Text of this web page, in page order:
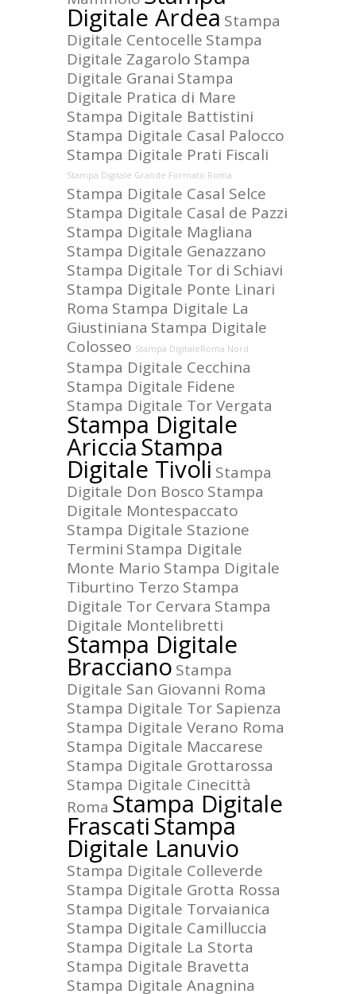
Digitale Ardea Stampa
Digitale Centocelle Stampa
Digitale Zagarolo Stampa
Digitale Granai Stampa
Digitale Pratica di Mare
Stampa Digitale Battistini
Stampa Digitale Casal Palocco
Stampa Digitale Prati Fiscali
Stampa Digitale Grande Formato Roma
Stampa Digitale Casal Selce
Stampa Digitale Casal de Pazzi
Stampa Digitale Magliana
Stampa Digitale Genazzano
Stampa Digitale Tor di Schiavi
Stampa Digitale Ponte Linari
Roma Stampa Digitale La
Giustiniana Stampa Digitale
Colosseo Stampa DigitaleRoma Nord
Stampa Digitale Cecchina
Stampa Digitale Fidene
Stampa Digitale Tor Vergata
Stampa Digitale
AricciaStampa
Digitale Tivoli Stampa
Digitale Don Bosco Stampa
Digitale Montespaccato
Stampa Digitale Stazione
Termini Stampa Digitale
Monte Mario Stampa Digitale
Tiburtino Terzo Stampa
Digitale Tor Cervara Stampa
Digitale Montelibretti
Stampa Digitale
Bracciano Stampa
Digitale San Giovanni Roma
Stampa Digitale Tor Sapienza
Stampa Digitale Verano Roma
Stampa Digitale Maccarese
Stampa Digitale Grottarossa
Stampa Digitale Cinecittà
Roma Stampa Digitale
FrascatiStampa
Digitale Lanuvio
Stampa Digitale Colleverde
Stampa Digitale Grotta Rossa
Stampa Digitale Torvaianica
Stampa Digitale Camilluccia
Stampa Digitale La Storta
Stampa Digitale Bravetta
Stampa Digitale Anagnina